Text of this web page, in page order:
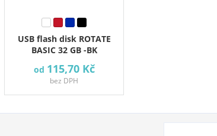
USB flash disk ROTATE
BASIC 32 GB -BK
od 115,70 Kč
bez DPH